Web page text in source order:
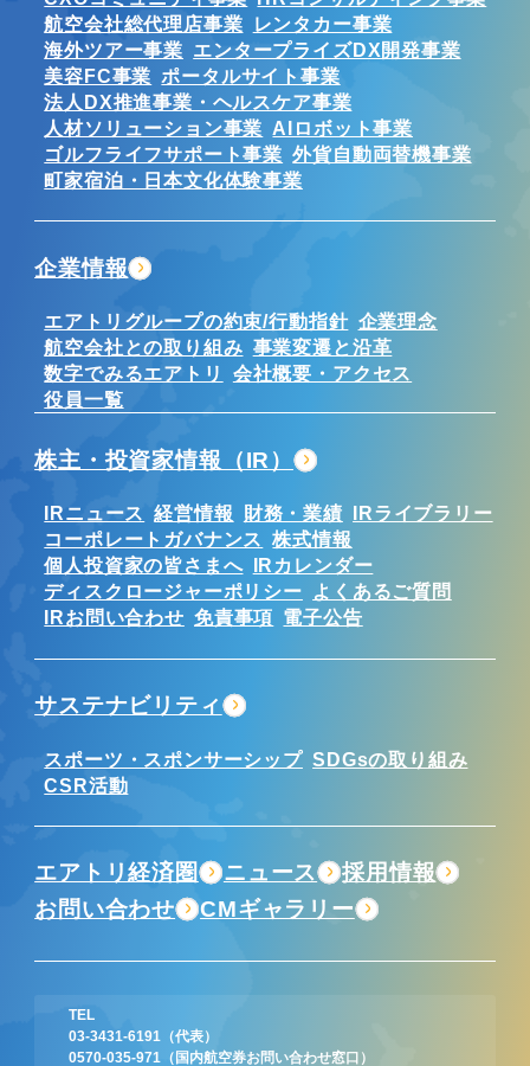
TEL
03-3431-6191
（代表）
0570-035-971
（国内航空券お問い合わせ窓口）
航空会社総代理店事業
レンタカー事業
海外ツアー事業 エンタープライズDX開発事業
美容FC事業 ポータルサイト事業
法人DX推進事業・ヘルスケア事業
人材ソリューション事業 AIロボット事業
ゴルフライフサポート事業 外貨自動両替機事業
町家宿泊・日本文化体験事業
企業情報
エアトリグループの約束/行動指針 企業理念
航空会社との取り組み 事業変遷と沿革
数字でみるエアトリ
会社概要・アクセス
役員一覧
株主・投資家情報（IR）
IRニュース 経営情報 財務・業績 IRライブラリー
コーポレートガバナンス 株式情報
個人投資家の皆さまへ IRカレンダー
ディスクロージャーポリシー
よくあるご質問
IRお問い合わせ 免責事項 電子公告
サステナビリティ
スポーツ・スポンサーシップ SDGsの取り組み
CSR活動
エアトリ経済圏 ニュース
採用情報
お問い合わせ
CMギャラリー